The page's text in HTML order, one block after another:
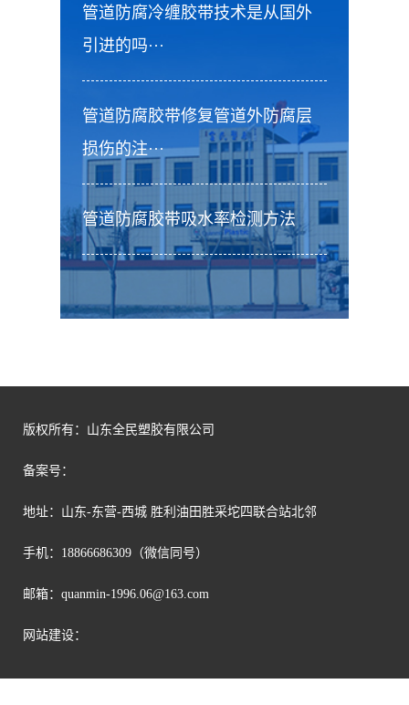
管道防腐冷缠胶带技术是从国外
引进的吗···
管道防腐胶带修复管道外防腐层
损伤的注···
管道防腐胶带吸水率检测方法
版权所有：山东全民塑胶有限公司
备案号：
地址：山东-东营-西城 胜利油田胜采坨四联合站北邻
手机：18866686309（微信同号）
邮箱： quanmin-1996.06@163.com
网站建设：